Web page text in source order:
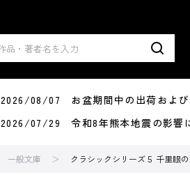
2026/08/07 お盆期間中の出荷および
2026/07/29 令和8年熊本地震の影響
一般文庫 クラシックシリーズ５ 千里眼